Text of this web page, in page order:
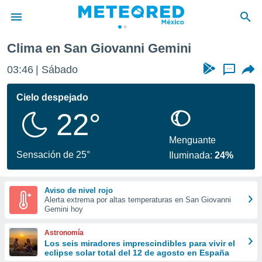
de
ha sido
calidad.
a este
las
y
forma
digital
basada
Clima en San Giovanni Gemini
03:46 Sábado ...
Cielo despejado
22°
Sensación de 25°
Menguante
Iluminada:24%
Aviso de nivel rojo
Alerta extrema por altas temperaturas en San Giovanni
Gemini hoy
Astronomía
Los seis miradores imprescindibles para vivir el
eclipse solar total del 12 de agosto en España